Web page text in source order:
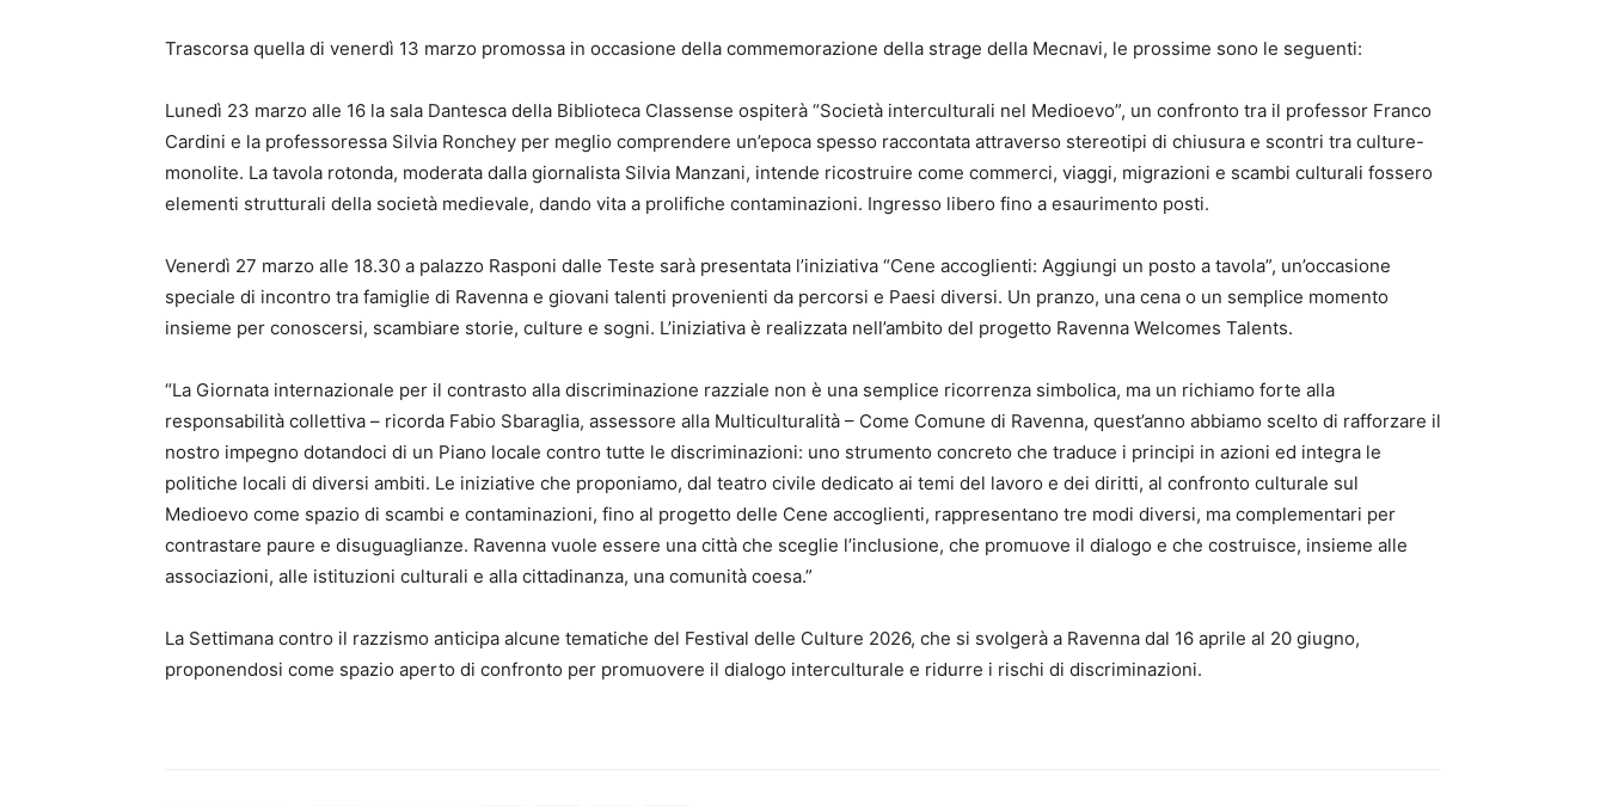
Trascorsa quella di venerdì 13 marzo promossa in occasione della commemorazione della strage della Mecnavi, le prossime sono le seguenti:
Lunedì 23 marzo alle 16 la sala Dantesca della Biblioteca Classense ospiterà “Società interculturali nel Medioevo”, un confronto tra il professor Franco
Cardini e la professoressa Silvia Ronchey per meglio comprendere un’epoca spesso raccontata attraverso stereotipi di chiusura e scontri tra culture-
monolite. La tavola rotonda, moderata dalla giornalista Silvia Manzani, intende ricostruire come commerci, viaggi, migrazioni e scambi culturali fossero
elementi strutturali della società medievale, dando vita a prolifiche contaminazioni. Ingresso libero fino a esaurimento posti.
Venerdì 27 marzo alle 18.30 a palazzo Rasponi dalle Teste sarà presentata l’iniziativa “Cene accoglienti: Aggiungi un posto a tavola”, un’occasione
speciale di incontro tra famiglie di Ravenna e giovani talenti provenienti da percorsi e Paesi diversi. Un pranzo, una cena o un semplice momento
insieme per conoscersi, scambiare storie, culture e sogni. L’iniziativa è realizzata nell’ambito del progetto Ravenna Welcomes Talents.
“La Giornata internazionale per il contrasto alla discriminazione razziale non è una semplice ricorrenza simbolica, ma un richiamo forte alla
responsabilità collettiva – ricorda Fabio Sbaraglia, assessore alla Multiculturalità – Come Comune di Ravenna, quest’anno abbiamo scelto di rafforzare il
nostro impegno dotandoci di un Piano locale contro tutte le discriminazioni: uno strumento concreto che traduce i principi in azioni ed integra le
politiche locali di diversi ambiti. Le iniziative che proponiamo, dal teatro civile dedicato ai temi del lavoro e dei diritti, al confronto culturale sul
Medioevo come spazio di scambi e contaminazioni, fino al progetto delle Cene accoglienti, rappresentano tre modi diversi, ma complementari per
contrastare paure e disuguaglianze. Ravenna vuole essere una città che sceglie l’inclusione, che promuove il dialogo e che costruisce, insieme alle
associazioni, alle istituzioni culturali e alla cittadinanza, una comunità coesa.”
La Settimana contro il razzismo anticipa alcune tematiche del Festival delle Culture 2026, che si svolgerà a Ravenna dal 16 aprile al 20 giugno,
proponendosi come spazio aperto di confronto per promuovere il dialogo interculturale e ridurre i rischi di discriminazioni.